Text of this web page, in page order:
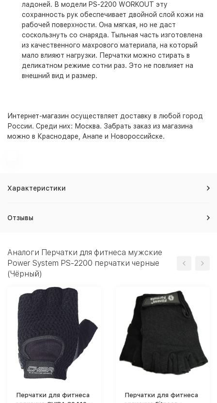
ладоней. В модели PS-2200 WORKOUT эту
сохранность рук обеспечивает двойной слой кожи на
рабочей поверхности. Она мягкая, но не даст
соскользнуть со снаряда. Тыльная часть изготовлена
из качественного махрового материала, на который
мало влияют нагрузки. Перчатки можно стирать в
деликатном режиме сотни раз. Это не повлияет на
внешний вид и размер.
Интернет-магазин осуществляет доставку в любой город
России. Среди них: Москва. Забрать заказ из магазина
можно в Краснодаре, Анапе и Новороссийске.
Характеристики
Отзывы
Аналоги Перчатки для фитнеса мужские
Power System PS-2200 перчатки черные
(Чёрный)
Перчатки для фитнеса
Перчатки для фитнеса